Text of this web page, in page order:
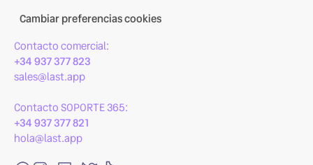
Cambiar preferencias cookies
Contacto comercial:
+34 937 377 823
sales@last.app
Contacto SOPORTE 365:
+34 937 377 821
hola@last.app